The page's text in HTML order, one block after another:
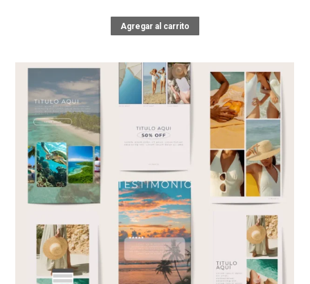
Agregar al carrito